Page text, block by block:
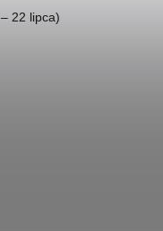
22 lipca)